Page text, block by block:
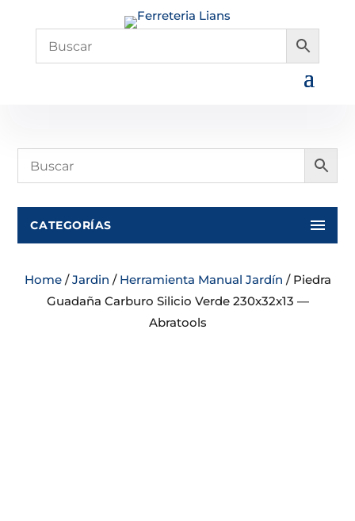
CATEGORÍAS
Home/Jardin / Herramienta Manual Jardín / Piedra
Guadaña Carburo Silicio Verde 230x32x13 —
Abratools